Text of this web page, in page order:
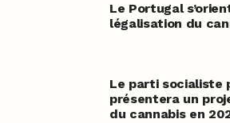
Le Portugal
légalisation du
Le parti socialiste
présentera un
du cannabis en